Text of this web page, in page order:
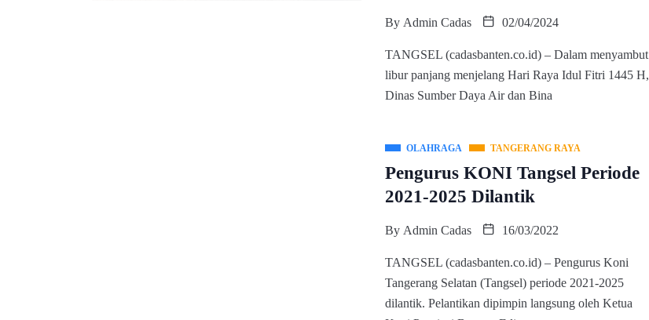
By Admin Cadas 02/04/2024
TANGSEL (cadasbanten.co.id) – Dalam menyambut
libur panjang menjelang Hari Raya Idul Fitri 1445 H,
Dinas Sumber Daya Air dan Bina
OLAHRAGA TANGERANG RAYA
Pengurus KONI Tangsel Periode
2021-2025 Dilantik
By Admin Cadas 16/03/2022
TANGSEL (cadasbanten.co.id) – Pengurus Koni
Tangerang Selatan (Tangsel) periode 2021-2025
dilantik. Pelantikan dipimpin langsung oleh Ketua